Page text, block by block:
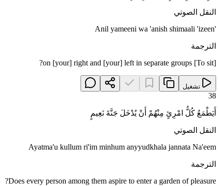
النقل الصوتي
'Anil yameeni wa 'anish shimaali 'izeen
الترجمة
[To sit] on [your] right and [your] left in separate groups?
تشغيل
38
أَيَطْمَعُ كُلُّ امْرِئٍ مِنْهُمْ أَنْ يُدْخَلَ جَنَّةَ نَعِيمٍ
النقل الصوتي
Ayatma'u kullum ri'im minhum anyyudkhala jannata Na'eem
الترجمة
Does every person among them aspire to enter a garden of pleasure?